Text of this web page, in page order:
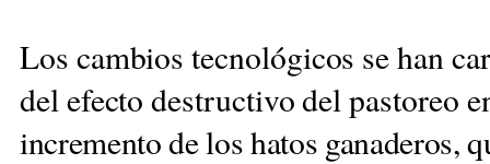
Los cambios tecnológicos se han
del efecto destructivo delpastoreo
incremento de los hatos ganaderos,